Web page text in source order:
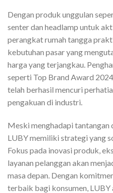
Dengan produk unggulan
senter dan headlamp untuk
perangkat rumah tangga
kebutuhan pasar yang
harga yang terjangkau.
seperti Top Brand Award
telah berhasil mencuri
pengakuan di industri.
Meski menghadapi tantangan
LUBY memiliki strategi yang
Fokus pada inovasi produk,
layanan pelanggan akan
masa depan. Dengan
terbaik bagi konsumen, LUBY